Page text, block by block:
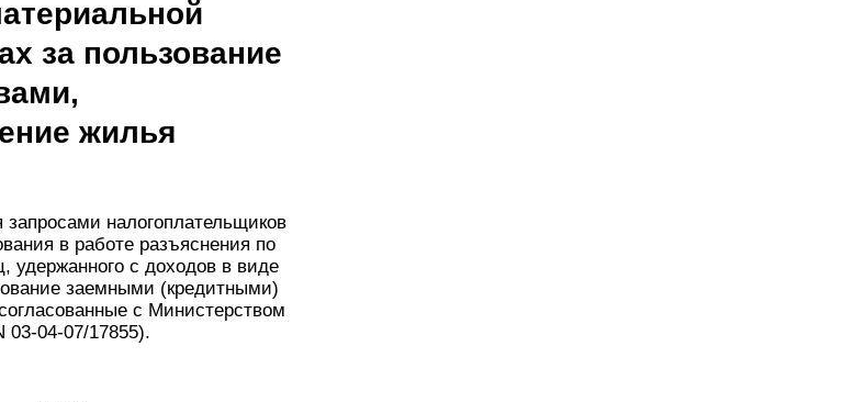
за пользование
жилья
налогоплательщиков
в работе разъяснения по
удержанного с доходов в виде
заемными (кредитными)
с Министерством
03-04-07/17855).